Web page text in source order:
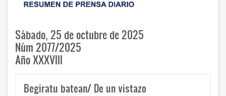
Sábado, 25 de octubre de 2025
Núm 2077/2025
Año XXXVIII
Begiratu batean/ De un vistazo